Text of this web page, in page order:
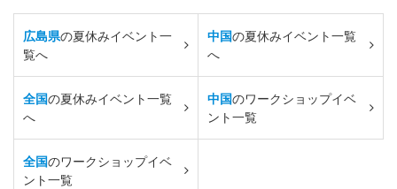
広島県の夏休みイベント一
覧へ
中国の夏休みイベント一覧
へ
全国の夏休みイベント一覧
へ
中国のワークショップイベ
ント一覧
全国のワークショップイベ
ント一覧